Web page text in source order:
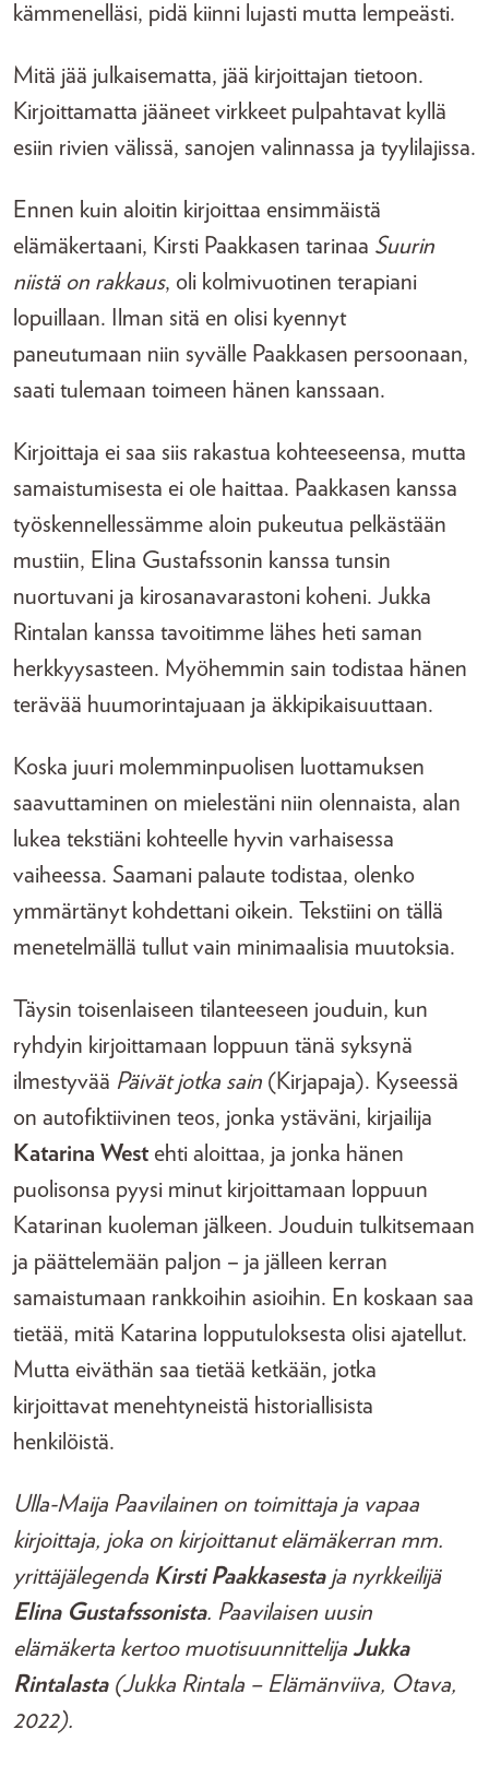
kämmenelläsi, pidä kiinni lujasti mutta lempeästi.
Mitä jää julkaisematta, jää kirjoittajan tietoon.
Kirjoittamatta jääneet virkkeet pulpahtavat kyllä
esiin rivien välissä, sanojen valinnassa ja tyylilajissa.
Ennen kuin aloitin kirjoittaa ensimmäistä
elämäkertaani, Kirsti Paakkasen tarinaa Suurin
niistä on rakkaus, oli kolmivuotinen terapiani
lopuillaan. Ilman sitä en olisi kyennyt
paneutumaan niin syvälle Paakkasen persoonaan,
saati tulemaan toimeen hänen kanssaan.
Kirjoittaja ei saa siis rakastua kohteeseensa, mutta
samaistumisesta ei ole haittaa. Paakkasen kanssa
työskennellessämme aloin pukeutua pelkästään
mustiin, Elina Gustafssonin kanssa tunsin
nuortuvani ja kirosanavarastoni koheni. Jukka
Rintalan kanssa tavoitimme lähes heti saman
herkkyysasteen. Myöhemmin sain todistaa hänen
terävää huumorintajuaan ja äkkipikaisuuttaan.
Koska juuri molemminpuolisen luottamuksen
saavuttaminen on mielestäni niin olennaista, alan
lukea tekstiäni kohteelle hyvin varhaisessa
vaiheessa. Saamani palaute todistaa, olenko
ymmärtänyt kohdettani oikein. Tekstiini on tällä
menetelmällä tullut vain minimaalisia muutoksia.
Täysin toisenlaiseen tilanteeseen jouduin, kun
ryhdyin kirjoittamaan loppuun tänä syksynä
ilmestyvää Päivät jotka sain (Kirjapaja). Kyseessä
on autofiktiivinen teos, jonka ystäväni, kirjailija
Katarina West ehti aloittaa, ja jonka hänen
puolisonsa pyysi minut kirjoittamaan loppuun
Katarinan kuoleman jälkeen. Jouduin tulkitsemaan
ja päättelemään paljon – ja jälleen kerran
samaistumaan rankkoihin asioihin. En koskaan saa
tietää, mitä Katarina lopputuloksesta olisi ajatellut.
Mutta eiväthän saa tietää ketkään, jotka
kirjoittavat menehtyneistä historiallisista
henkilöistä.
Ulla-Maija Paavilainen on toimittaja ja vapaa
kirjoittaja, joka on kirjoittanut elämäkerran mm.
yrittäjälegenda Kirsti Paakkasestaja nyrkkeilijä
Elina Gustafssonista. Paavilaisen uusin
elämäkerta kertoo muotisuunnittelija Jukka
Rintalasta(Jukka Rintala – Elämänviiva, Otava,
2022).